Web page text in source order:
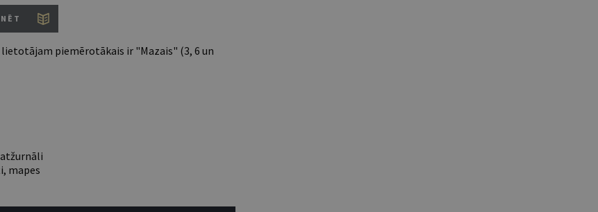
piemērotākais ir "Mazais" (3, 6 un
mapes